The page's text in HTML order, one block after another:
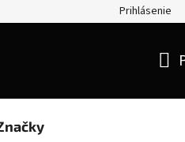
Moja
Prihlásenie